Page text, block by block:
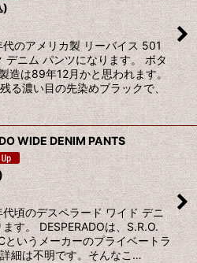
り込む
)
のアメリカ製 リーバイス 501
デニム パンツになります。 ボタ
造は89年12月かと思われます。
る濃い目の先染めブラックで、
WIDE DENIM PANTS
頃のデスペラード ワイド デニ
す。 DESPERADOは、S.R.O.
というメーカーのプライベートラ
細は不明です。そんなこ…